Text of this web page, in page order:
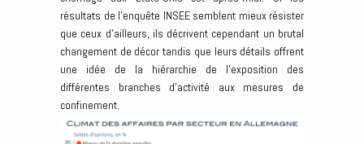
résultats de l’enquête INSEE semblent mieux résister
que ceux d’ailleurs, ils décrivent cependant un brutal
changement de décor tandis que leurs détails offrent
une idée de la hiérarchie de l’exposition des
différentes branches d’activité aux mesures de
confinement.